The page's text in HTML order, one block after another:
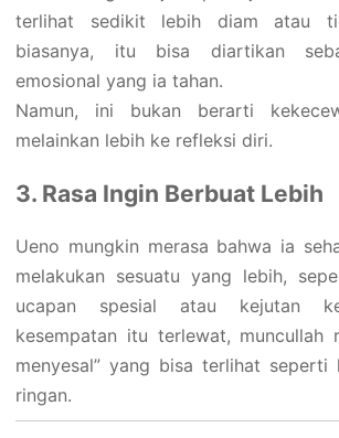
terlihat sedikit lebih diam atau
biasanya, itu bisa diartikan
emosional yang ia tahan.
Namun, ini bukan berarti
melainkan lebih ke refleksi diri.
3. Rasa Ingin Berbuat Lebih
Ueno mungkin merasa bahwa ia
melakukan sesuatu yang lebih,
ucapan spesial atau kejutan
kesempatan itu terlewat, muncullah
menyesal” yang bisa terlihat seperti
ringan.